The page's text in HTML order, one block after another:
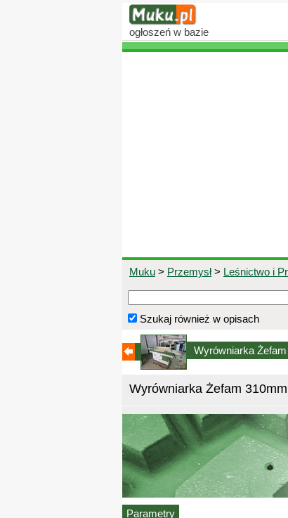
ogłoszeń w bazie
Muku > Przemysł> Leśnictwo i
Szukaj również w opisach
Wyrówniarka
Wyrówniarka Żefam
Parametry